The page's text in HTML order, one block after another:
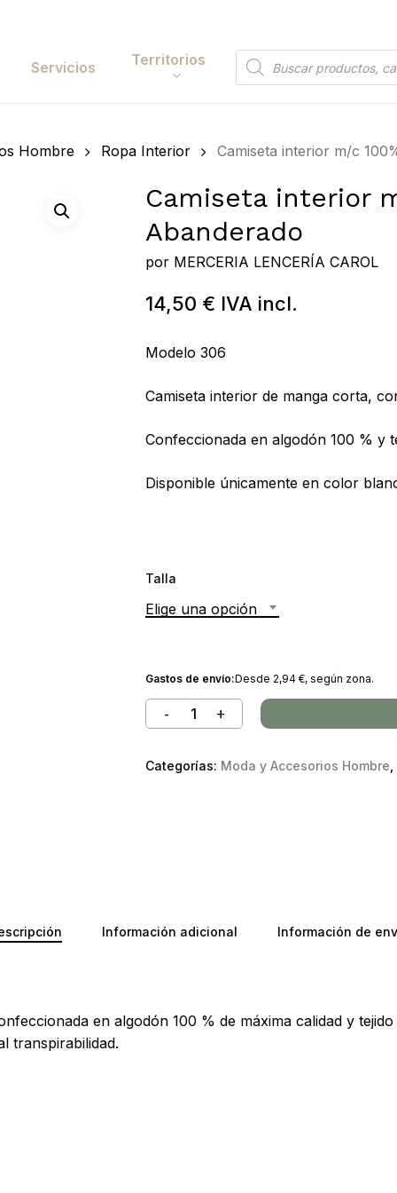
search or ESC to close
Accesorios
Papelería y
Electrónica y
Tecnología
Hogar
Bricolaje y Suministros
Servicios Territorios
Búsqueda
Hombre Ropa Interior Camiseta interior m/c
Camiseta interior
Abanderado
por MERCERIA LENCERÍA CAROL
14,50 € IVA incl.
Modelo 306
Camiseta interior de manga corta,
Confeccionada en algodón 100 % y
Disponible únicamente en color
Talla
Elige una opción
Gastos de envío:Desde 2,94 €, según zona.
Categorías: Moda y Accesorios Hombre
Información adicional Información de
en algodón 100 % de máxima calidad y
transpirabilidad.